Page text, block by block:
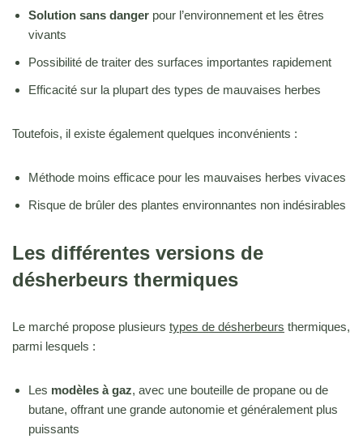
Solution sans danger pour l’environnement et les êtres
vivants
Possibilité de traiter des surfaces importantes rapidement
Efficacité sur la plupart des types de mauvaises herbes
Toutefois, il existe également quelques inconvénients :
Méthode moins efficace pour les mauvaises herbes vivaces
Risque de brûler des plantes environnantes non indésirables
Les différentes versions de
désherbeurs thermiques
Le marché propose plusieurs types de désherbeurs thermiques,
parmi lesquels :
Les modèles à gaz, avec une bouteille de propane ou de
butane, offrant une grande autonomie et généralement plus
puissants